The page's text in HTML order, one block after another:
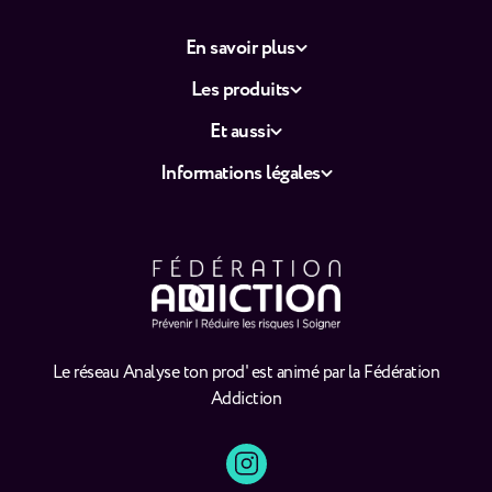
Le réseau Analyse ton prod' est animé par la Fédération
Addiction
En savoir plus
Les produits
Et aussi
Informations légales